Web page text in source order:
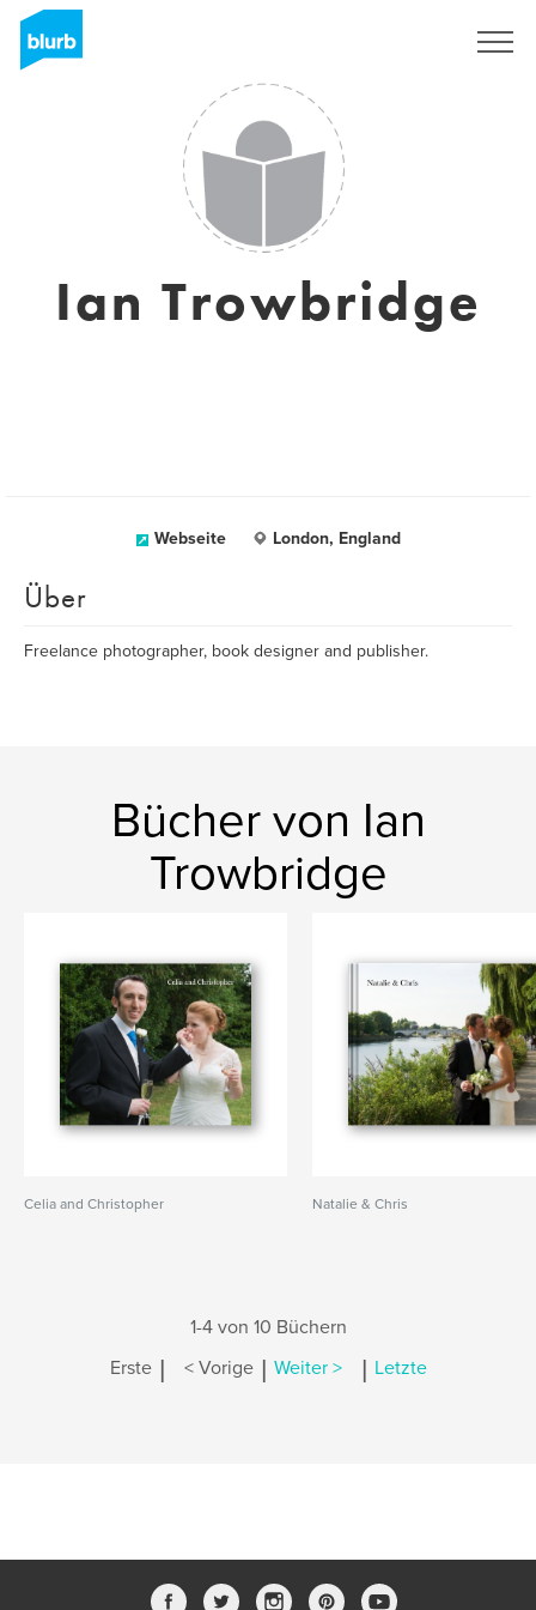
Ian Trowbridge
Webseite London, England
Über
Freelance photographer, book designer and publisher.
Bücher von Ian
Trowbridge
Celia and Christopher Natalie & Chris
1-4 von 10 Büchern
Erste | < Vorige | Weiter > | Letzte